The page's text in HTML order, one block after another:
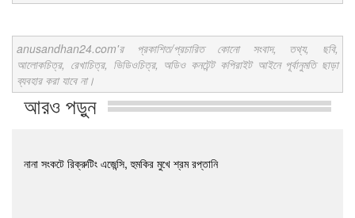
anusandhan24.com'র প্রকাশিত/প্রচারিত কোনো সংবাদ, তথ্য, ছবি,
আলোকচিত্র, রেখাচিত্র, ভিডিওচিত্র, অডিও কনটেন্ট কপিরাইট আইনে পূর্বানুমতি ছাড়া
ব্যবহার করা যাবে না।
আরও পড়ুন
নানা সংকটে রিক্রুটিং এজেন্সি, হুমকির মুখে শ্রম রপ্তানি